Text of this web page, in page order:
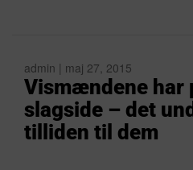
admin | maj 27, 2015
Vismændene har
slagside – det
tilliden til dem